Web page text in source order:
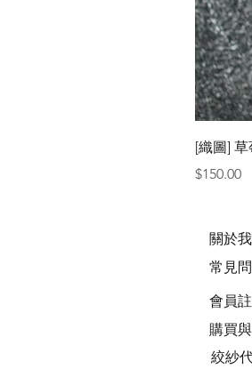
[織圖] 草
價格
$150.00
關於
常見
會員
購買
絞紗